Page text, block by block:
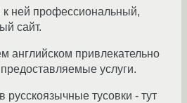
ней профессиональный,
сайт.
английском привлекательно
услуги.
русскоязычные тусовки - тут